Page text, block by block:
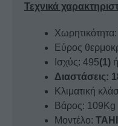
Τεχνικά
Εύρος
Ισχύς: 495(1)
Διαστάσεις:
Κλιματική
Βάρος: 109Kg
Μοντέλο: